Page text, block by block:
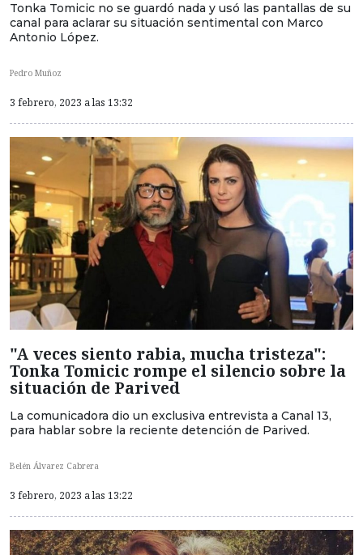
Tonka Tomicic no se guardó nada y usó las pantallas de su
canal para aclarar su situación sentimental con Marco
Antonio López.
Pedro Muñoz
3 febrero, 2023 a las 13:32
"A veces siento rabia, mucha tristeza":
Tonka Tomicic rompe el silencio sobre la
situación de Parived
La comunicadora dio un exclusiva entrevista a Canal 13,
para hablar sobre la reciente detención de Parived.
Belén Álvarez Cabrera
3 febrero, 2023 a las 13:22